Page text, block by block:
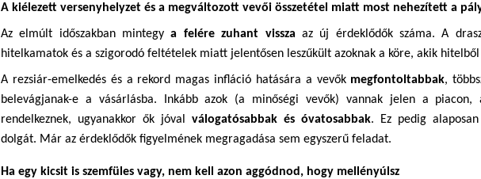
A kiélezett versenyhelyzet és a megváltozott vevői összetétel miatt most nehezített a
Az elmúlt időszakban mintegy a felére zuhant vissza az új érdeklődők száma. A
hitelkamatok és a szigorodó feltételek miatt jelentősen leszűkült azoknak a köre, akik
A rezsiár-emelkedés és a rekord magas infláció hatására a vevők megfontoltabbak,
belevágjanak-e a vásárlásba. Inkább azok (a minőségi vevők) vannak jelen a piacon,
rendelkeznek, ugyanakkor ők jóval válogatósabbak és óvatosabbak. Ez pedig
dolgát. Már az érdeklődők figyelmének megragadása sem egyszerű feladat.
Ha egy kicsit is szemfüles vagy, nem kell azon aggódnod, hogy mellényúlsz